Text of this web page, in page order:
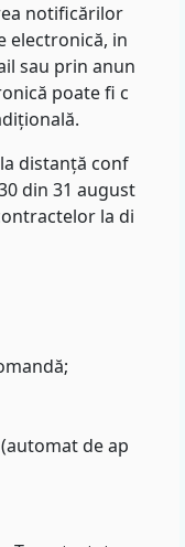
notificărilor
electronică, in
sau prin anun
poate fi c
distanță conf
din 31 august
la di
de ap